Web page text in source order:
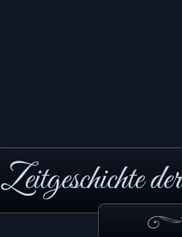
Zeitgeschichte der